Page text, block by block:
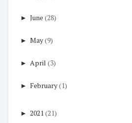
► June (28)
► May(9)
► April (3)
► February(1)
► 2021(21)